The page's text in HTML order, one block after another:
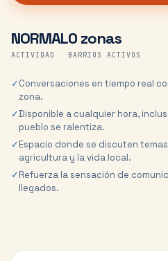
NORMAL
ACTIVIDAD
0 zonas
BARRIOS ACTIVOS
✓Conversaciones en tiempo real
zona.
✓Disponible a cualquier hora,
pueblo se ralentiza.
✓Espacio donde se discuten
agricultura y la vida local.
✓Refuerza la sensación de
llegados.